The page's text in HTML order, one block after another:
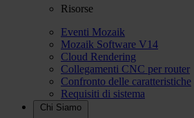
Risorse
Eventi Mozaik
Mozaik Software V14
Cloud Rendering
Collegamenti CNC per router
Confronto delle caratteristiche
Requisiti di sistema
Chi Siamo